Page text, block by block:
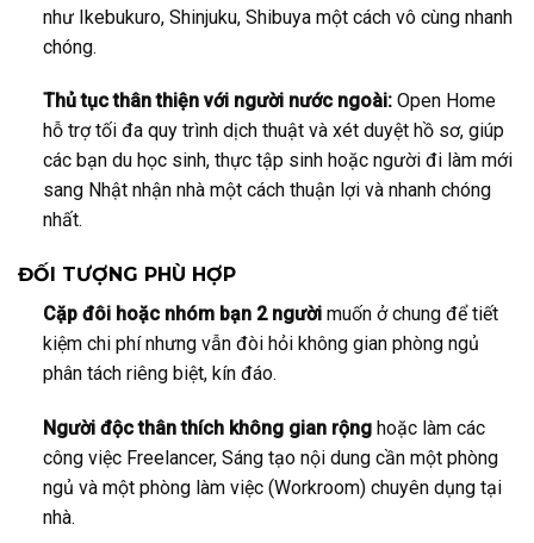
như Ikebukuro, Shinjuku, Shibuya một cách vô cùng nhanh
chóng.
Thủ tục thân thiện với người nước ngoài:Open Home
hỗ trợ tối đa quy trình dịch thuật và xét duyệt hồ sơ, giúp
các bạn du học sinh, thực tập sinh hoặc người đi làm mới
sang Nhật nhận nhà một cách thuận lợi và nhanh chóng
nhất.
ĐỐI TƯỢNG PHÙ HỢP
Cặp đôi hoặc nhóm bạn 2 ngườimuốn ở chung để tiết
kiệm chi phí nhưng vẫn đòi hỏi không gian phòng ngủ
phân tách riêng biệt, kín đáo.
Người độc thân thích không gian rộnghoặc làm các
công việc Freelancer, Sáng tạo nội dung cần một phòng
ngủ và một phòng làm việc (Workroom) chuyên dụng tại
nhà.